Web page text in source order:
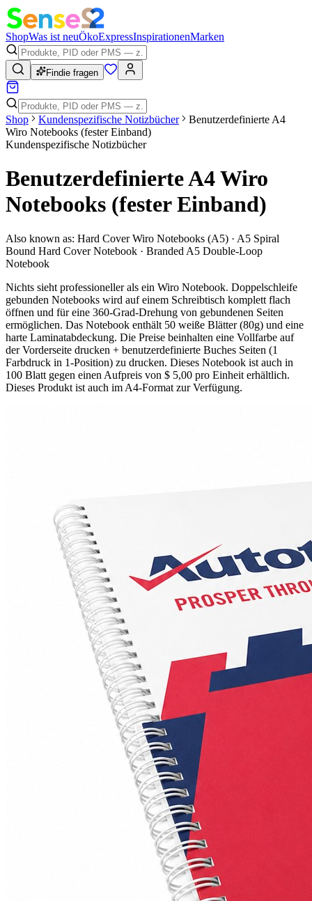
ShopWas ist neuÖkoExpressInspirationenMarken
Findie fragen
Shop Kundenspezifische Notizbücher
Benutzerdefinierte A4
Wiro Notebooks (fester Einband)
Kundenspezifische Notizbücher
Benutzerdefinierte A4 Wiro
Notebooks (fester Einband)
Also known as: Hard Cover Wiro Notebooks (A5) · A5 Spiral
Bound Hard Cover Notebook · Branded A5 Double-Loop
Notebook
Nichts sieht professioneller als ein Wiro Notebook. Doppelschleife
gebunden Notebooks wird auf einem Schreibtisch komplett flach
öffnen und für eine 360-Grad-Drehung von gebundenen Seiten
ermöglichen. Das Notebook enthält 50 weiße Blätter (80g) und eine
harte Laminatabdeckung. Die Preise beinhalten eine Vollfarbe auf
der Vorderseite drucken + benutzerdefinierte Buches Seiten (1
Farbdruck in 1-Position) zu drucken. Dieses Notebook ist auch in
100 Blatt gegen einen Aufpreis von $ 5,00 pro Einheit erhältlich.
Dieses Produkt ist auch im A4-Format zur Verfügung.